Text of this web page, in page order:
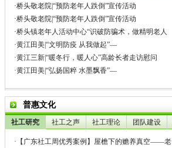
·桥头敬老院|“预防老年人跌倒”宣传活动
·桥头敬老院|“预防老年人跌倒”宣传活动
·桥头镇老年人活动中心“识破防骗术，做精明老人
·黄江田美|“文明防疫 从我做起”—
·黄江三新|“暖冬行，暖人心”高龄长者走访慰问
·黄江田美|“弘扬国粹 水墨飘香”—
普惠文化
社工研究 社工之声 社工理论 团队建设
· 【广东社工周优秀案例】屋檐下的赡养真空——老